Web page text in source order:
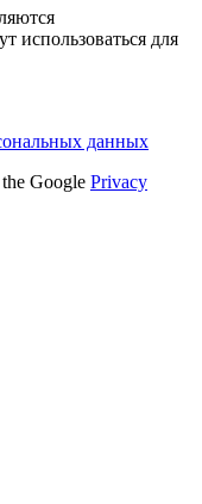
использоваться для
данных
Google Privacy